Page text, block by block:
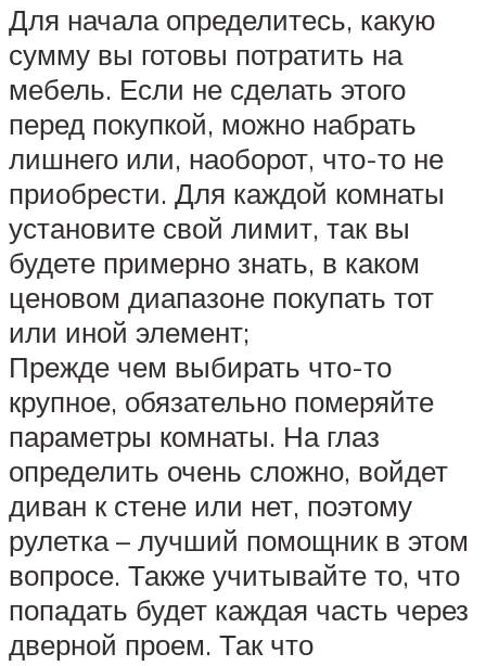
Для начала определитесь, какую
сумму вы готовы потратить на
мебель. Если не сделать этого
перед покупкой, можно набрать
лишнего или, наоборот, что-то не
приобрести. Для каждой комнаты
установите свой лимит, так вы
будете примерно знать, в каком
ценовом диапазоне покупать тот
или иной элемент;
Прежде чем выбирать что-то
крупное, обязательно померяйте
параметры комнаты. На глаз
определить очень сложно, войдет
диван к стене или нет, поэтому
рулетка – лучший помощник в этом
вопросе. Также учитывайте то, что
попадать будет каждая часть через
дверной проем. Так что